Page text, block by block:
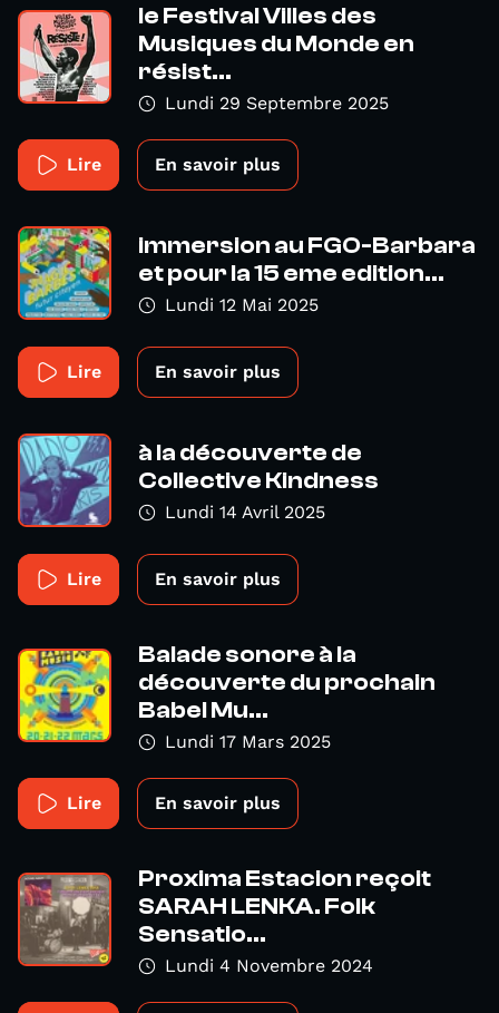
le Festival Villes des
Musiques du Monde en
résist...
Lundi 29 Septembre 2025
Lire En savoir plus
immersion au FGO-Barbara
et pour la 15 eme edition...
Lundi 12 Mai 2025
Lire En savoir plus
à la découverte de
Collective Kindness
Lundi 14 Avril 2025
Lire En savoir plus
Balade sonore à la
découverte du prochain
Babel Mu...
Lundi 17 Mars 2025
Lire En savoir plus
Proxima Estacion reçoit
SARAH LENKA. Folk
Sensatio...
Lundi 4 Novembre 2024